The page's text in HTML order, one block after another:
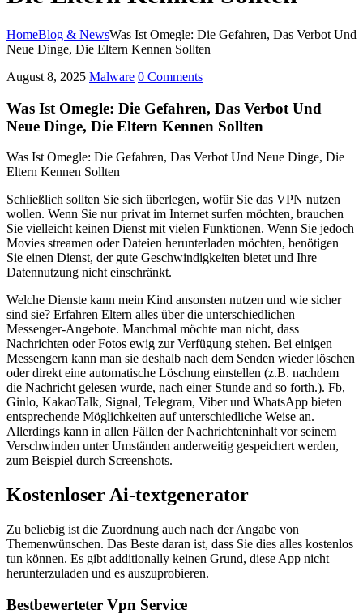
HomeBlog & NewsWas Ist Omegle: Die Gefahren, Das Verbot Und
Neue Dinge, Die Eltern Kennen Sollten
August 8, 2025 Malware 0 Comments
Was Ist Omegle: Die Gefahren, Das Verbot Und
Neue Dinge, Die Eltern Kennen Sollten
Was Ist Omegle: Die Gefahren, Das Verbot Und Neue Dinge, Die
Eltern Kennen Sollten
Schließlich sollten Sie sich überlegen, wofür Sie das VPN nutzen
wollen. Wenn Sie nur privat im Internet surfen möchten, brauchen
Sie vielleicht keinen Dienst mit vielen Funktionen. Wenn Sie jedoch
Movies streamen oder Dateien herunterladen möchten, benötigen
Sie einen Dienst, der gute Geschwindigkeiten bietet und Ihre
Datennutzung nicht einschränkt.
Welche Dienste kann mein Kind ansonsten nutzen und wie sicher
sind sie? Erfahren Eltern alles über die unterschiedlichen
Messenger-Angebote. Manchmal möchte man nicht, dass
Nachrichten oder Fotos ewig zur Verfügung stehen. Bei einigen
Messengern kann man sie deshalb nach dem Senden wieder löschen
oder direkt eine automatische Löschung einstellen (z.B. nachdem
die Nachricht gelesen wurde, nach einer Stunde and so forth.). Fb,
Ginlo, KakaoTalk, Signal, Telegram, Viber und WhatsApp bieten
entsprechende Möglichkeiten auf unterschiedliche Weise an.
Allerdings kann in allen Fällen der Nachrichteninhalt vor seinem
Verschwinden unter Umständen anderweitig gespeichert werden,
zum Beispiel durch Screenshots.
Kostenloser Ai-textgenerator
Zu beliebig ist die Zuordnung auch nach der Angabe von
Themenwünschen. Das Beste daran ist, dass Sie dies alles kostenlos
tun können. Es gibt additionally keinen Grund, diese App nicht
herunterzuladen und es auszuprobieren.
Bestbewerteter Vpn Service